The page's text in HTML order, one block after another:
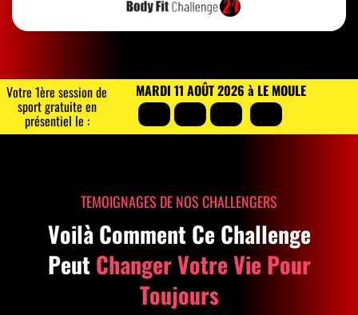
Votre 1ère session de
sport gratuite en
présentiel le :
MARDI 11 AOÛT 2026 à LE MOULE
TEMOIGNAGES DE NOS CHALLENGERS
Voilà Comment Ce Challenge
PeutChanger Votre Vie Pour
Toujours